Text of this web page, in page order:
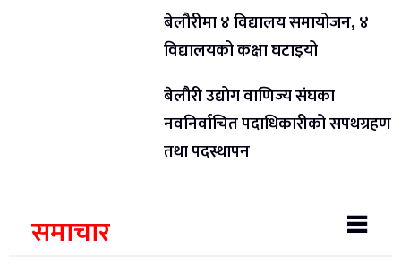
बेलौरीमा ४ विद्यालय समायोजन, ४
विद्यालयको कक्षा घटाइयो
बेलौरी उद्योग वाणिज्य संघका
नवनिर्वाचित पदाधिकारीको सपथग्रहण
तथा पदस्थापन
समाचार